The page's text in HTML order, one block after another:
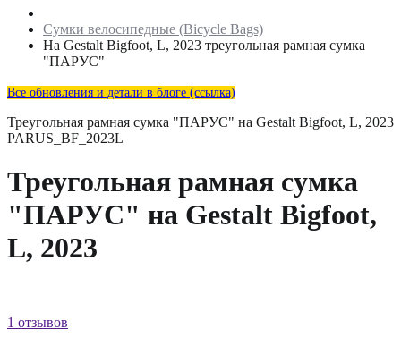
Сумки велосипедные (Bicycle Bags)
На Gestalt Bigfoot, L, 2023 треугольная рамная сумка
"ПАРУС"
Все обновления и детали в блоге (ссылка)
Треугольная рамная сумка "ПАРУС" на Gestalt Bigfoot, L, 2023
PARUS_BF_2023L
Треугольная рамная сумка
"ПАРУС" на Gestalt Bigfoot,
L, 2023
1 отзывов